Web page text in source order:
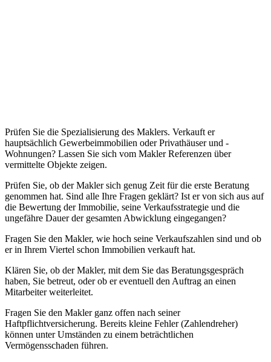
Prüfen Sie die Spezialisierung des Maklers. Verkauft er
hauptsächlich Gewerbeimmobilien oder Privathäuser und -
Wohnungen? Lassen Sie sich vom Makler Referenzen über
vermittelte Objekte zeigen.
Prüfen Sie, ob der Makler sich genug Zeit für die erste Beratung
genommen hat. Sind alle Ihre Fragen geklärt? Ist er von sich aus auf
die Bewertung der Immobilie, seine Verkaufsstrategie und die
ungefähre Dauer der gesamten Abwicklung eingegangen?
Fragen Sie den Makler, wie hoch seine Verkaufszahlen sind und ob
er in Ihrem Viertel schon Immobilien verkauft hat.
Klären Sie, ob der Makler, mit dem Sie das Beratungsgespräch
haben, Sie betreut, oder ob er eventuell den Auftrag an einen
Mitarbeiter weiterleitet.
Fragen Sie den Makler ganz offen nach seiner
Haftpflichtversicherung. Bereits kleine Fehler (Zahlendreher)
können unter Umständen zu einem beträchtlichen
Vermögensschaden führen.